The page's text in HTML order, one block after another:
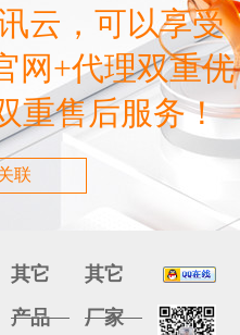
云，可以享受
网+代理双重优
重售后服务！
联
其它
产品
其它
厂家